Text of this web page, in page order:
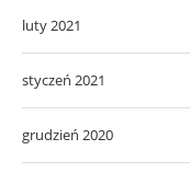
luty 2021
styczeń 2021
grudzień 2020